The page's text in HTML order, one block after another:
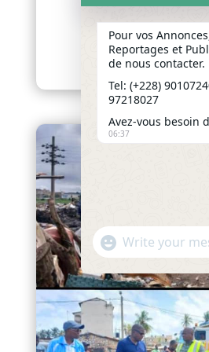
PRÉPARE DE
afriquenligne.tg
lire plus
Pour vos
Reportages et
de nous contacter.
Tel: (+228)
97218027
Avez-vous besoin
06:37
WhatsApp